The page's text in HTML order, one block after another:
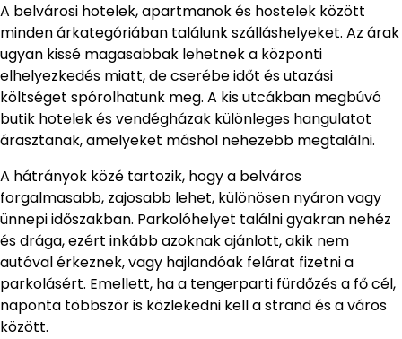
A belvárosi hotelek, apartmanok és hostelek között
minden árkategóriában találunk szálláshelyeket. Az árak
ugyan kissé magasabbak lehetnek a központi
elhelyezkedés miatt, de cserébe időt és utazási
költséget spórolhatunk meg. A kis utcákban megbúvó
butik hotelek és vendégházak különleges hangulatot
árasztanak, amelyeket máshol nehezebb megtalálni.
A hátrányok közé tartozik, hogy a belváros
forgalmasabb, zajosabb lehet, különösen nyáron vagy
ünnepi időszakban. Parkolóhelyet találni gyakran nehéz
és drága, ezért inkább azoknak ajánlott, akik nem
autóval érkeznek, vagy hajlandóak felárat fizetni a
parkolásért. Emellett, ha a tengerparti fürdőzés a fő cél,
naponta többször is közlekedni kell a strand és a város
között.